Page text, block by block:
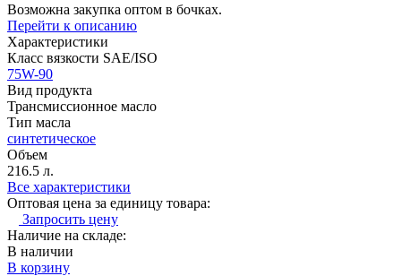
Возможна закупка оптом в бочках.
Перейти к описанию
Характеристики
Класс вязкости SAE/ISO
75W-90
Вид продукта
Трансмиссионное масло
Тип масла
синтетическое
Объем
216.5 л.
Все характеристики
Оптовая цена за единицу товара:
Запросить цену
Наличие на складе:
В наличии
В корзину